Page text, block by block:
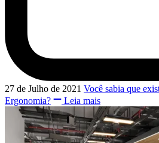
27 de Julho de 2021 Você sabia que
Ergonomia?
Leia mais